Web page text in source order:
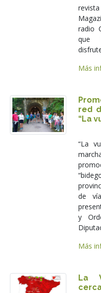
radio
que
Más
red
“La
“La
de
y
Más
La